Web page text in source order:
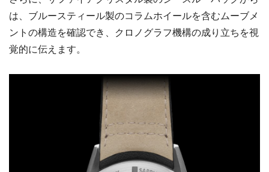
は、ブルースティール製のコラムホイールを含むムーブメ
ントの構造を確認でき、クロノグラフ機構の成り立ちを視
覚的に伝えます。